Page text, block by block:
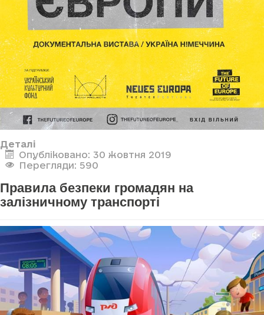
Деталі
Опубліковано: 30 жовтня 2019
Перегляди: 590
Правила безпеки громадян на
залізничному транспорті